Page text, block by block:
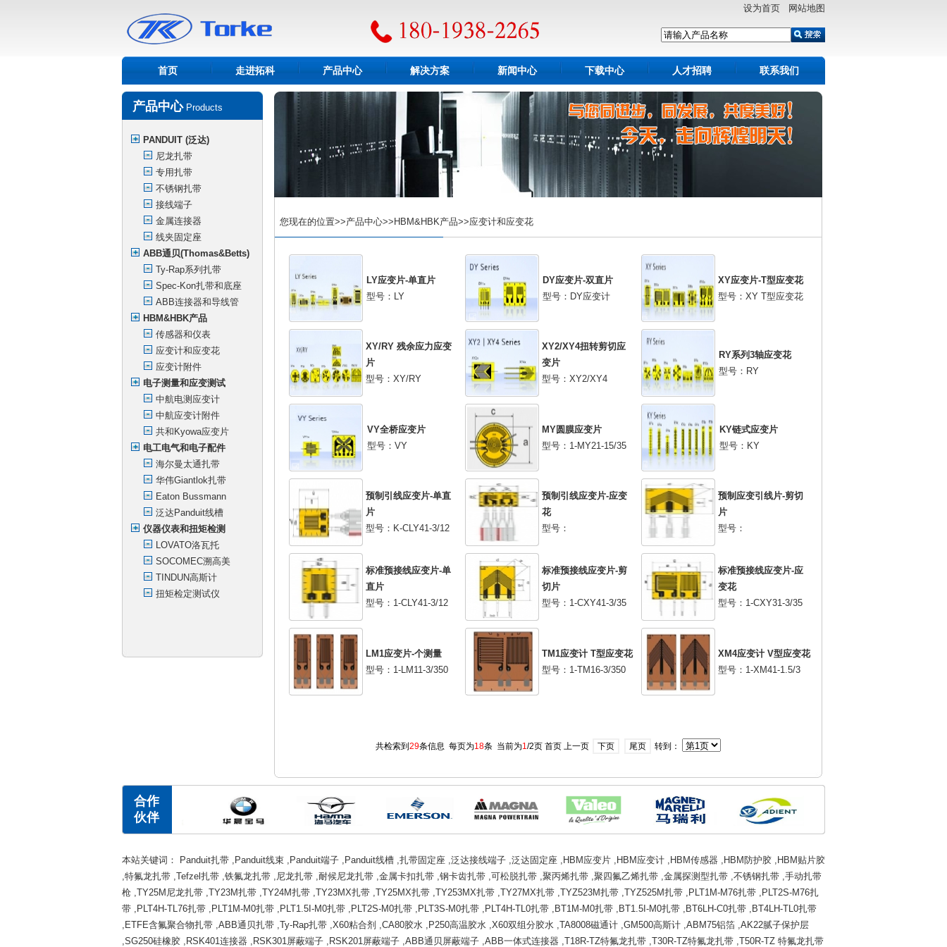
设为首页 网站地图
首页 走进拓科 产品中心 解决方案 新闻中心 下载中心 人才招聘 联系我们
产品中心Products
PANDUIT (泛达)
尼龙扎带
专用扎带
不锈钢扎带
接线端子
金属连接器
线夹固定座
ABB通贝(Thomas&Betts)
Ty-Rap系列扎带
Spec-Kon扎带和底座
ABB连接器和导线管
HBM&HBK产品
传感器和仪表
应变计和应变花
应变计附件
电子测量和应变测试
中航电测应变计
中航应变计附件
共和Kyowa应变片
电工电气和电子配件
海尔曼太通扎带
华伟Giantlok扎带
Eaton Bussmann
泛达Panduit线槽
仪器仪表和扭矩检测
LOVATO洛瓦托
SOCOMEC溯高美
TINDUN高斯计
扭矩检定测试仪
您现在的位置>>产品中心>>HBM&HBK产品>>应变计和应变花
LY应变片-单直片
型号：LY
DY应变片-双直片
型号：DY应变计
XY应变片-T型应变花
型号：XY T型应变花
XY/RY 残余应力应变
片
型号：XY/RY
XY2/XY4扭转剪切应
变片
型号：XY2/XY4
RY系列3轴应变花
型号：RY
VY全桥应变片
型号：VY
MY圆膜应变片
型号：1-MY21-15/35
KY链式应变片
型号：KY
预制引线应变片-单直
片
型号：K-CLY41-3/12
预制引线应变片-应变
花
型号：
预制应变引线片-剪切
片
型号：
标准预接线应变片-单
直片
型号：1-CLY41-3/12
标准预接线应变片-剪
切片
型号：1-CXY41-3/35
标准预接线应变片-应
变花
型号：1-CXY31-3/35
LM1应变片-​个测量
型号：1-LM11-3/350
TM1应变计 T型应变花
型号：1-TM16-3/350
XM4应变计 V型应变花
型号：1-XM41-1.5/3
共检索到 29条信息 每页为18条 当前为1/2页 首页 上一页 下页 尾页 转到：
合作
伙伴
本站关键词： Panduit扎带 , Panduit线束 , Panduit端子 , Panduit线槽 ,扎带固定座 ,泛达接线端子 ,泛达固定座 , HBM应变片 , HBM应变计 , HBM传感器 , HBM防护胶 , HBM贴片胶
,特氟龙扎带 ,Tefzel扎带 ,铁氟龙扎带 ,尼龙扎带 ,耐候尼龙扎带 ,金属卡扣扎带 ,钢卡齿扎带 ,可松脱扎带 ,聚丙烯扎带 ,聚四氟乙烯扎带 ,金属探测型扎带 ,不锈钢扎带 ,手动扎带
枪 ,TY25M尼龙扎带 ,TY23M扎带 ,TY24M扎带 ,TY23MX扎带 ,TY25MX扎带 ,TY253MX扎带 ,TY27MX扎带 ,TYZ523M扎带 ,TYZ525M扎带 , PLT1M-M76扎带 , PLT2S-M76扎
带 , PLT4H-TL76扎带 , PLT1M-M0扎带 , PLT1.5I-M0扎带 , PLT2S-M0扎带 , PLT3S-M0扎带 , PLT4H-TL0扎带 , BT1M-M0扎带 , BT1.5I-M0扎带 , BT6LH-C0扎带 , BT4LH-TL0扎带
, ETFE含氟聚合物扎带 ,ABB通贝扎带 ,Ty-Rap扎带 ,X60粘合剂 ,CA80胶水 , P250高温胶水 ,X60双组分胶水 ,TA8008磁通计 ,GM500高斯计 ,ABM75铝箔 ,AK22腻子保护层
,SG250硅橡胶 , RSK401连接器 , RSK301屏蔽端子 , RSK201屏蔽端子 ,ABB通贝屏蔽端子 ,ABB一体式连接器 ,T18R-TZ特氟龙扎带 ,T30R-TZ特氟龙扎带 ,T50R-TZ 特氟龙扎带